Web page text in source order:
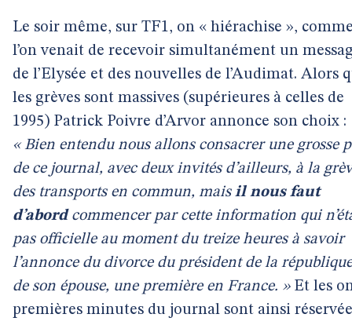
Le soir même, sur TF1, on « hiérachise »,
l’on venait de recevoir simultanément un
de l’Elysée et des nouvelles de l’Audimat. Alors
les grèves sont massives (supérieures à celles de
1995) Patrick Poivre d’Arvor annonce son choix :
« Bien entendu nous allons consacrer une grosse
de ce journal, avec deux invités d’ailleurs, à la
des transports en commun, mais il nous faut
d’abord commencer par cette information qui
pas officielle au moment du treize heures à savoir
l’annonce du divorce du président de la
de son épouse, une première en France. »Et les
premières minutes du journal sont ainsi